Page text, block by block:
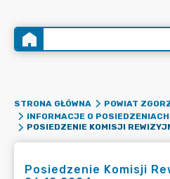
STRONA GŁÓWNA POWIAT
INFORMACJE O
Posiedzenie Komisji